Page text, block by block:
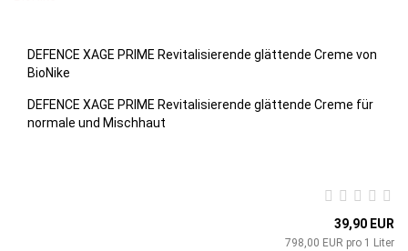
DEFENCE XAGE PRIME Revitalisierende glättende Creme von
BioNike
DEFENCE XAGE PRIME Revitalisierende glättende Creme für
normale und Mischhaut
39,90 EUR
798,00 EUR pro 1 Liter